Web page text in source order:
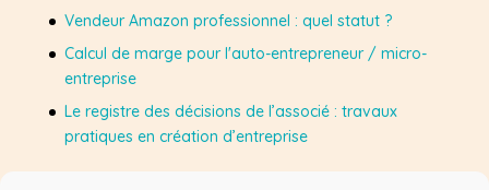
Vendeur Amazon professionnel : quel statut ?
Calcul de marge pour l'auto-entrepreneur / micro-
entreprise
Le registre des décisions de l’associé : travaux
pratiques en création d’entreprise